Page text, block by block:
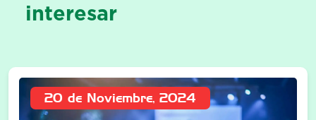
interesar
20 de Noviembre, 2024